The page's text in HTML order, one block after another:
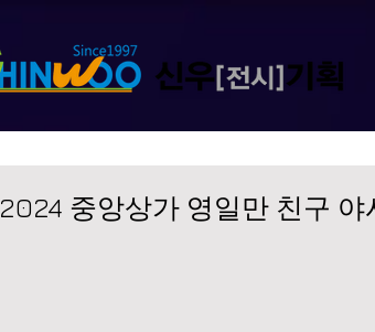
2024 중앙상가 영일만 친구 야